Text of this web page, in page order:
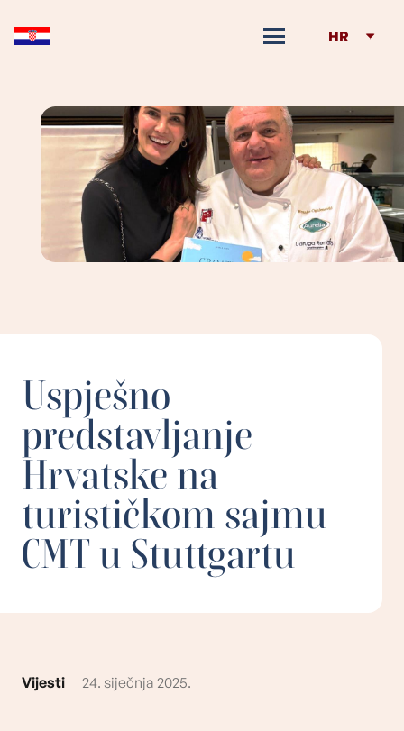
HR
Uspješno
predstavljanje
Hrvatske na
turističkom sajmu
CMT u Stuttgartu
Vijesti 24. siječnja 2025.